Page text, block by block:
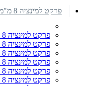
פרקט למינציה 8 מ"מ
פרקט למינציה 8 מ"מ SWISS KRONO
פרקט למינציה 8 מ"מ נקסט סטפ
פרקט למינציה 8 מ"מ GENESIS
פרקט למינציה 8 מ"מ SWISS KRONO רחב
פרקט למינציה 8 מ"מ יורוהום
פרקט למינציה 8 מ"מ סופר נטורל